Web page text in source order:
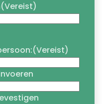
(Vereist)
(Vereist)